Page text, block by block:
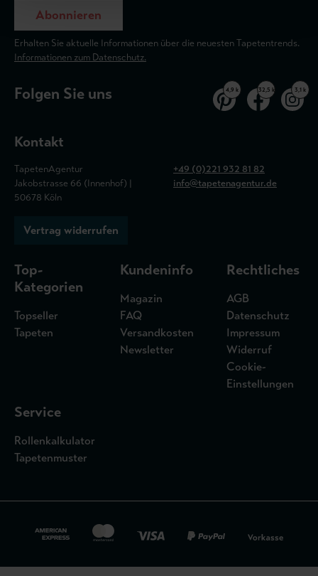
Abonnieren
Erhalten Sie aktuelle Informationen über die neuesten Tapetentrends.
Informationen zum Datenschutz.
Folgen Sie uns 4,9 k 32,5 k 3,1 k
Kontakt
TapetenAgentur
Jakobstrasse 66 (Innenhof) |
50678 Köln
+49 (0)221 932 81 82
info@tapetenagentur.de
Vertrag widerrufen
Top-
Kategorien
Topseller
Tapeten
Kundeninfo
Magazin
FAQ
Versandkosten
Newsletter
Rechtliches
AGB
Datenschutz
Impressum
Widerruf
Cookie-
Einstellungen
Service
Rollenkalkulator
Tapetenmuster